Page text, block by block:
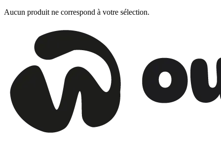
Aucun produit ne correspond à votre sélection.